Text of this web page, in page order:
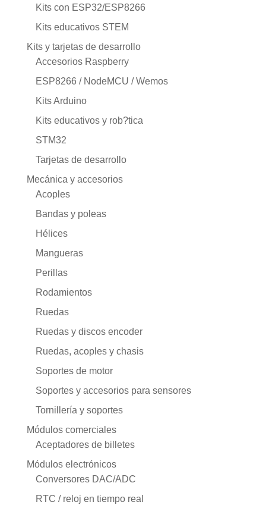
Kits con ESP32/ESP8266
Kits educativos STEM
Kits y tarjetas de desarrollo
Accesorios Raspberry
ESP8266 / NodeMCU / Wemos
Kits Arduino
Kits educativos y rob?tica
STM32
Tarjetas de desarrollo
Mecánica y accesorios
Acoples
Bandas y poleas
Hélices
Mangueras
Perillas
Rodamientos
Ruedas
Ruedas y discos encoder
Ruedas, acoples y chasis
Soportes de motor
Soportes y accesorios para sensores
Tornillería y soportes
Módulos comerciales
Aceptadores de billetes
Módulos electrónicos
Conversores DAC/ADC
RTC / reloj en tiempo real